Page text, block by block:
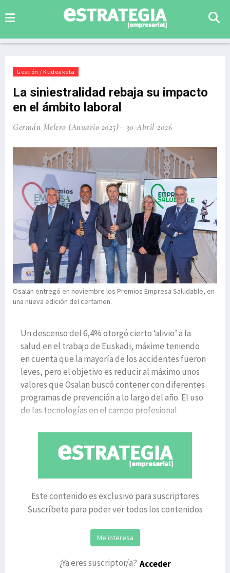
Gestión / Kudeaketa
La siniestralidad rebaja su impacto
en el ámbito laboral
Germán Melero (Anuario 2025) 30-Abril-2026
Osalan entregó en noviembre los Premios Empresa Saludable, en
una nueva edición del certamen.
Un descenso del 6,4% otorgó cierto ‘alivio’ a la
salud en el trabajo de Euskadi, máxime teniendo
en cuenta que la mayoría de los accidentes fueron
leves, pero el objetivo es reducir al máximo unos
valores que Osalan buscó contener con diferentes
programas de prevención a lo largo del año. El uso
de las tecnologías en el campo profesional
Este contenido es exclusivo para suscriptores
Suscríbete para poder ver todos los contenidos
Me interesa
¿Ya eres suscriptor/a? Acceder